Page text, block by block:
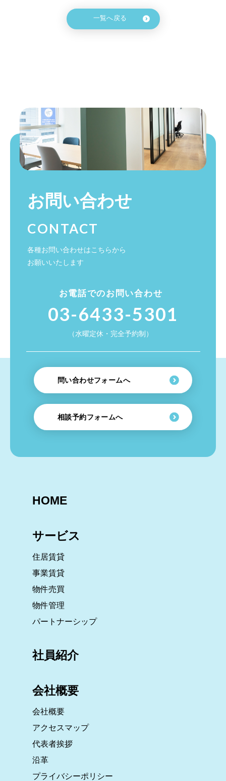
一覧へ戻る
お問い合わせ
CONTACT
各種お問い合わせはこちらから
お願いいたします
お電話でのお問い合わせ
03-6433-5301
（水曜定休・完全予約制）
問い合わせフォームへ
相談予約フォームへ
HOME
サービス
住居賃貸
事業賃貸
物件売買
物件管理
パートナーシップ
社員紹介
会社概要
会社概要
アクセスマップ
代表者挨拶
沿革
プライバシーポリシー